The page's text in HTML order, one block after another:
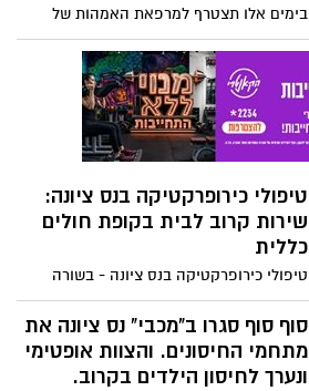
בימים אלו תצטרף למרפאת האמהות של
קופת חולים מאוחדת בנס ציונה הרופאה
המומחית ברפואת ילדים ד"ר שירי ברקן -
פרל. אומרת: "אני נרגשת להתחיל את
העבודה במרפאת האמהות בנס ציונה
ובטוחה שנהנה יחד!"
טיפולי כירופרקטיקה בנס ציונה:
שירות קרוב לבית בקופת חולים
כללית
טיפולי כירופרקטיקה בנס ציונה - בשורה
לתושבי נס ציונה והסביבה: מרפאת כללית
רפואה משלימה בעיר מרחיבה את הפעילות
ותציע החל מהקיץ טיפולי כירופרקטיקה
המסייעים בטיפול בכאבי גב, צוואר ומפרקים.
סוף סוף סגרו ב"מכבי" נס ציונה את
מתחמי החיסונים. והצוות אופטימי
ונערך לחיסון הילדים בקרוב.